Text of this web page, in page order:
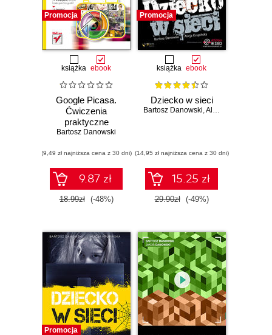
Promocja
książka ebook
Google Picasa.
Ćwiczenia
praktyczne
Bartosz Danowski
(9,49 zł najniższa cena z 30 dni)
9.87 zł
18.99zł (-48%)
Promocja
książka ebook
Dziecko w sieci
Bartosz Danowski,Alicja Krupińska
(14,95 zł najniższa cena z 30 dni)
15.25 zł
29.90zł (-49%)
Promocja